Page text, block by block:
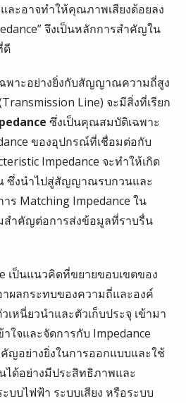
ละอาจทำให้คุณภาพเสียงด้อยลง
จึงเป็นหลักการสำคัญใน
ดี
พาะอย่างยิ่งกับสัญญาณความถี่สูง
Line) จะมีสิ่งที่เรียก
ซึ่งเป็นคุณสมบัติเฉพาะ
ของอุปกรณ์ที่เชื่อมต่อกับ
Impedance จะทำให้เกิด
ซึ่งนำไปสู่สัญญาณรบกวนและ
Matching Impedance ใน
สำคัญต่อการส่งข้อมูลที่ราบรื่น
เป็นแนวคิดที่ขยายขอบเขตของ
ผลกระทบของความถี่และองค์
เหนี่ยวนำและตัวเก็บประจุ เข้ามา
ใจและจัดการกับ Impedance
ญอย่างยิ่งในการออกแบบและใช้
ได้อย่างมีประสิทธิภาพและ
บบไฟฟ้า ระบบเสียง หรือระบบ